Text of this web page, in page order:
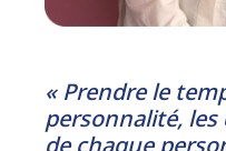
« Prendre le
personnalité, les